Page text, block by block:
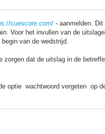
cuescore.com/ - aanmelden.
Voor het invullen van de
van de wedstrijd.
dat de uitslag in de
optie wachtwoord vergeten op